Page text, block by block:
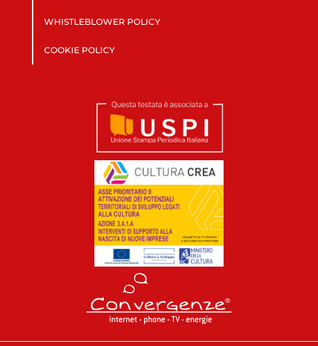
WHISTLEBLOWER POLICY
COOKIE POLICY